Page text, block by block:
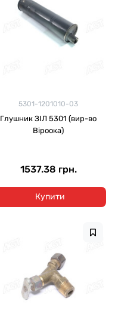
5301-1201010-03
Глушник ЗІЛ 5301 (вир-во
Віроока)
1537.38 грн.
Купити